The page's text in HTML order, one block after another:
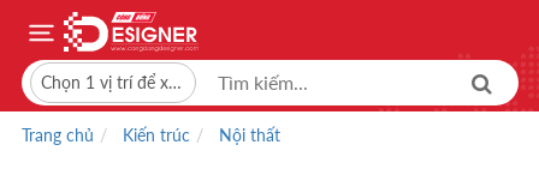
Chọn 1 vị trí để xem giá bán
Trang chủ Kiến trúc Nội thất